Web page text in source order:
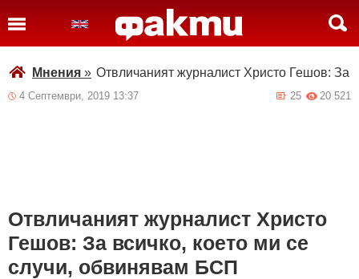
Мнения » Отвличаният журналист Христо Гешов: За
4 Септември, 2019 13:37 20 521
25
Отвличаният журналист Христо
Гешов: За всичко, което ми се
случи, обвинявам БСП